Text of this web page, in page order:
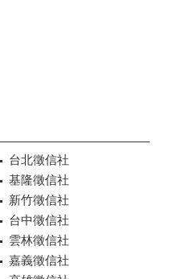
台北徵信社
基隆徵信社
新竹徵信社
台中徵信社
雲林徵信社
嘉義徵信社